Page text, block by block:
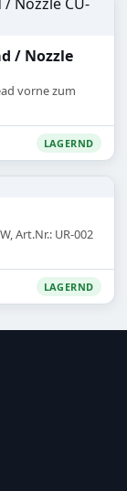
/ Nozzle
vorne zum
LAGERND
Art.Nr.: UR-002
LAGERND